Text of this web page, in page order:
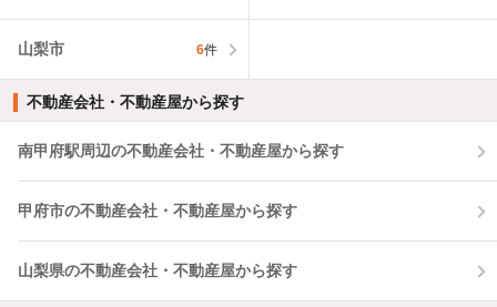
山梨市 6件
不動産会社・不動産屋から探す
南甲府駅周辺の不動産会社・不動産屋から探す
甲府市の不動産会社・不動産屋から探す
山梨県の不動産会社・不動産屋から探す